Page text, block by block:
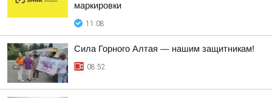
маркировки
11:08
Сила Горного Алтая — нашим защитникам!
08:52